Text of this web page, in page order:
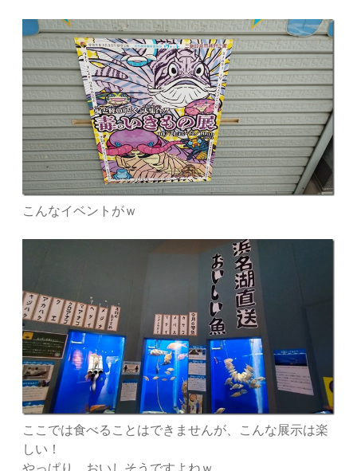
こんなイベントがｗ
ここでは食べることはできませんが、こんな展示は楽
しい！